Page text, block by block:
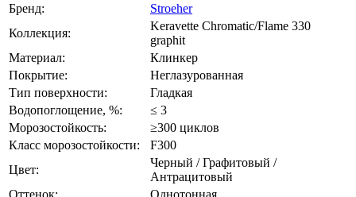
Бренд:
Stroeher
Коллекция:
Keravette Chromatic/Flame 330
graphit
Материал:
Клинкер
Покрытие:
Неглазурованная
Тип поверхности:
Гладкая
Водопоглощение, %:
≤ 3
Морозостойкость:
≥300 циклов
Класс морозостойкости:
F300
Цвет:
Черный / Графитовый /
Антрацитовый
Оттенок:
Однотонная